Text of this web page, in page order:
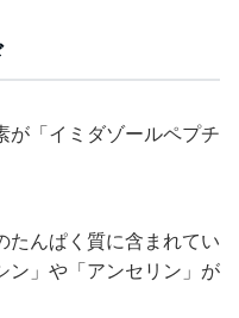
が「イミダゾールペプチ
たんぱく質に含まれてい
ン」や「アンセリン」が